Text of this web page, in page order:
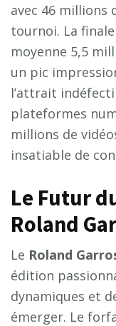
avec 46 millions
tournoi. La
moyenne 5,5
un pic
l’attrait
plateformes
millions de
insatiable de
Le Futur
Roland
Le Roland
édition
dynamiques et
émerger. Le